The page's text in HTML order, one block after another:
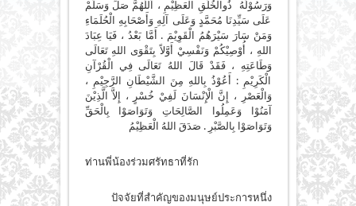
وَرَسُوْلُهُ ذُوالْخُلُقِ الْعَظِيْمِ ، اَللَّهُمَّ صَلِّ وَسَلِّمْ
عَلَى سَيِّدِنَا مُحَمَّدٍ وَعَلَى آلِهِ وَأَصْحَابِهِ الْحُلَمَاءِ
وَمَنْ سَارَ سَيْرَهُمُ الْقَوِيْمَ . أَمَّا بَعْدُ ، فَيَا عِبَادَ
اللهِ ، أُوْصِيْكُمْ وَنَفْسِيْ أَوَّلاً بِتَقْوَى اللهِ تَعَالَى
وَطَاعَتِهِ ، فَقَدْ قَالَ اللهُ تَعَالَى فِي الْقُرْآنِ
الْكَرِيْمِ : أَعُوْذُ بِاللهِ مِنَ الشَّيْطَانِ الرَّجِيْمِ ،
وَالْعَصْرِ ، إِنَّ الْإِنْسَانَ لَفِيْ خُسْرٍ ، إِلاَّ الَّذِيْنَ
آمَنُوْا وَعَمِلُوا الصَّالِحَاتِ وَتَوَاصَوْا بِالْحَقِّ
وَتَوَاصَوْا بِالصَّبْرِ . صَدَقَ اللهُ الْعَظِيْمُ
ท่านพี่น้องร่วมศรัทธาที่รัก
ปัจจัยที่สำคัญของมนุษย์ประการหนึ่ง